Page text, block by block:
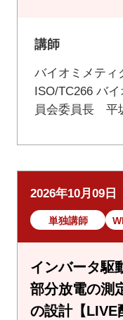
講師
バイオミメテ
ISO/TC266 バ
員会委員長
2026年10月09日
単独講師
インバータ駆
部分放電の測
の設計【LIVE